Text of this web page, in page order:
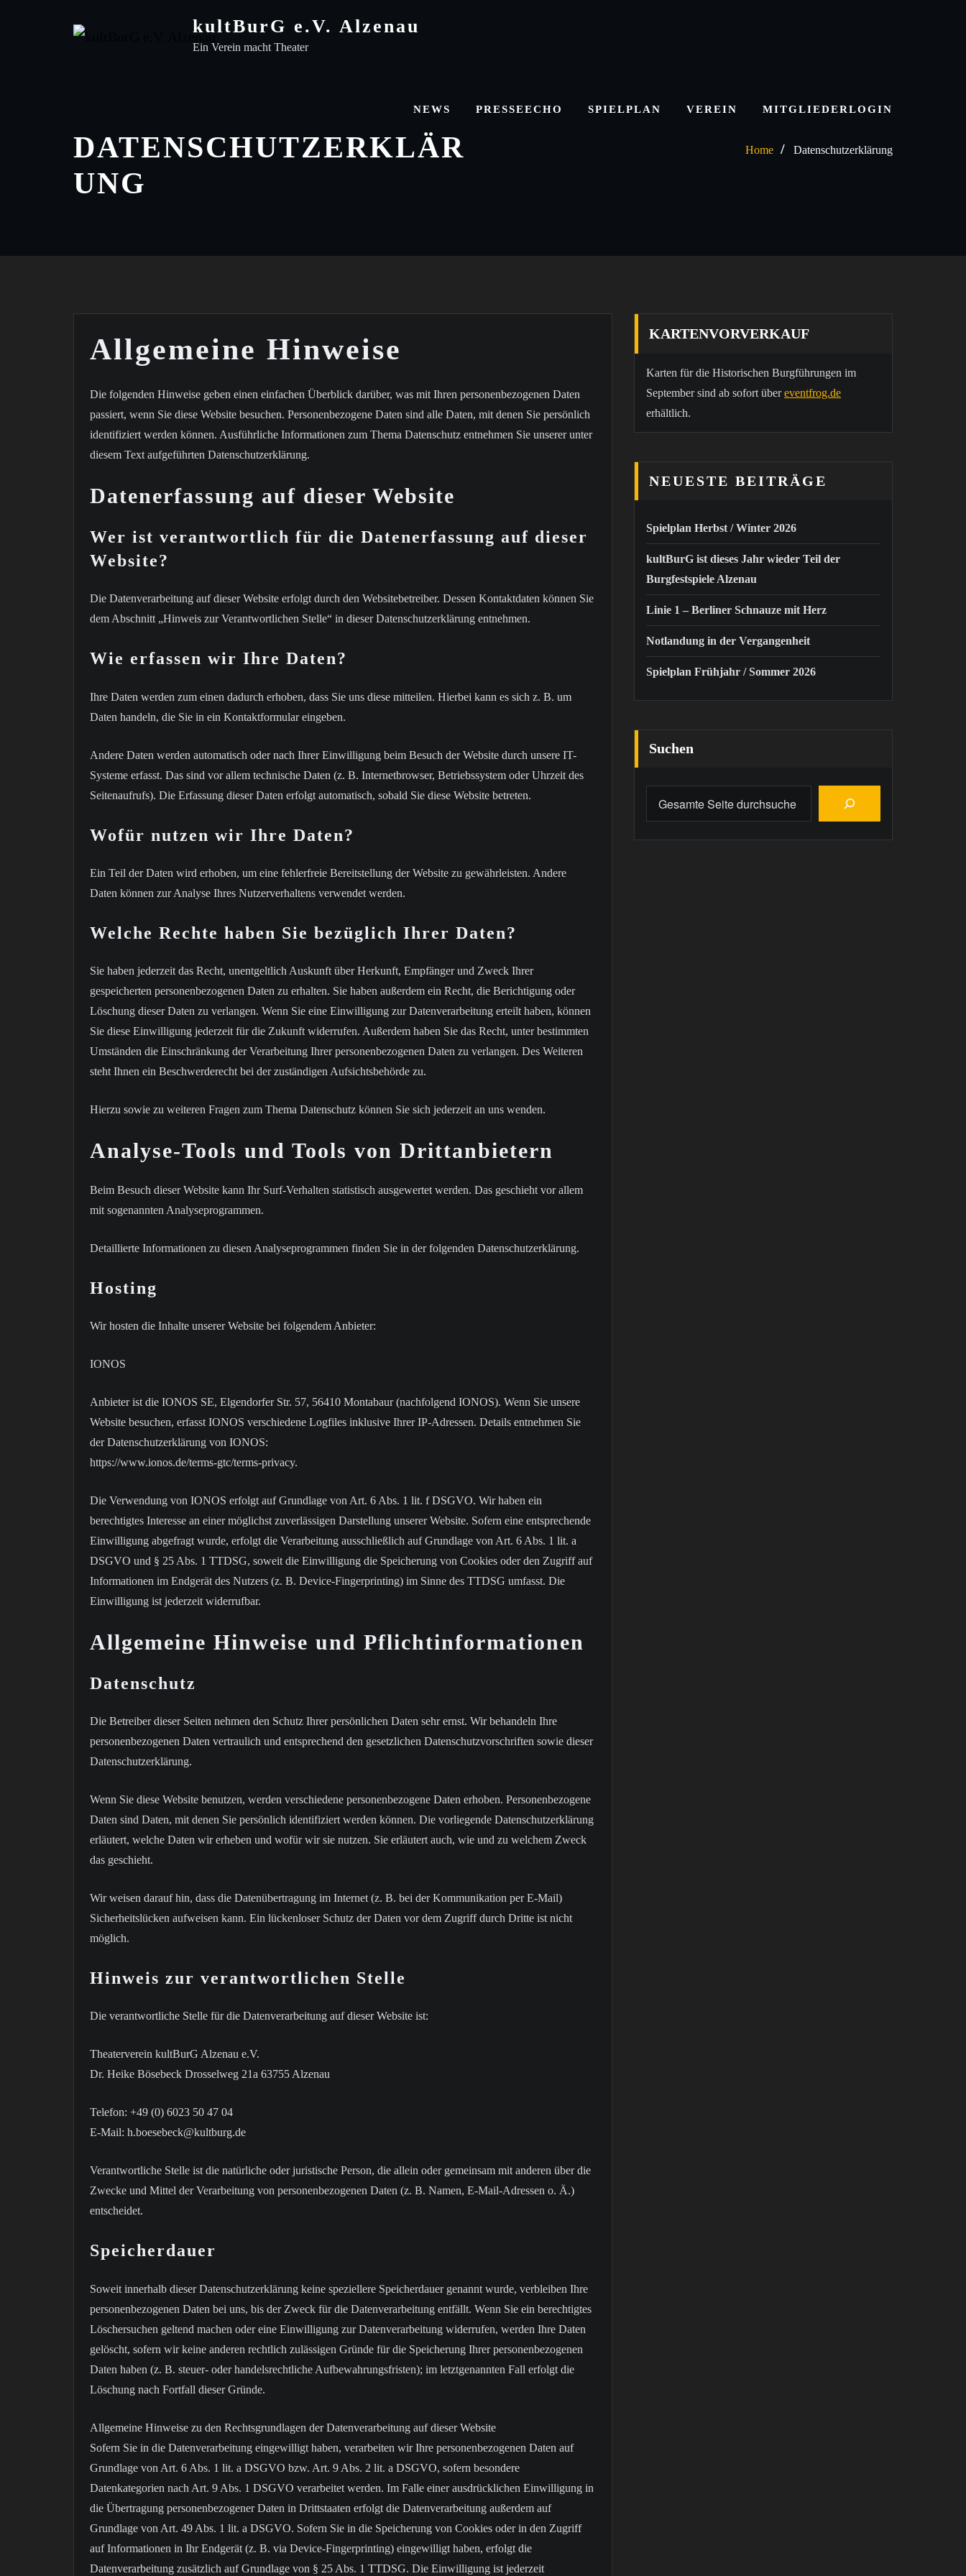
kultBurG e.V. Alzenau
Ein Verein macht Theater
NEWS PRESSEECHO SPIELPLAN VEREIN MITGLIEDERLOGIN
DATENSCHUTZERKLÄR
UNG
Home Datenschutzerklärung
Allgemeine Hinweise
Die folgenden Hinweise geben einen einfachen Überblick darüber, was mit Ihren personenbezogenen Daten
passiert, wenn Sie diese Website besuchen. Personenbezogene Daten sind alle Daten, mit denen Sie persönlich
identifiziert werden können. Ausführliche Informationen zum Thema Datenschutz entnehmen Sie unserer unter
diesem Text aufgeführten Datenschutzerklärung.
Datenerfassung auf dieser Website
Wer ist verantwortlich für die Datenerfassung auf dieser
Website?
Die Datenverarbeitung auf dieser Website erfolgt durch den Websitebetreiber. Dessen Kontaktdaten können Sie
dem Abschnitt „Hinweis zur Verantwortlichen Stelle“ in dieser Datenschutzerklärung entnehmen.
Wie erfassen wir Ihre Daten?
Ihre Daten werden zum einen dadurch erhoben, dass Sie uns diese mitteilen. Hierbei kann es sich z. B. um
Daten handeln, die Sie in ein Kontaktformular eingeben.
Andere Daten werden automatisch oder nach Ihrer Einwilligung beim Besuch der Website durch unsere IT-
Systeme erfasst. Das sind vor allem technische Daten (z. B. Internetbrowser, Betriebssystem oder Uhrzeit des
Seitenaufrufs). Die Erfassung dieser Daten erfolgt automatisch, sobald Sie diese Website betreten.
Wofür nutzen wir Ihre Daten?
Ein Teil der Daten wird erhoben, um eine fehlerfreie Bereitstellung der Website zu gewährleisten. Andere
Daten können zur Analyse Ihres Nutzerverhaltens verwendet werden.
Welche Rechte haben Sie bezüglich Ihrer Daten?
Sie haben jederzeit das Recht, unentgeltlich Auskunft über Herkunft, Empfänger und Zweck Ihrer
gespeicherten personenbezogenen Daten zu erhalten. Sie haben außerdem ein Recht, die Berichtigung oder
Löschung dieser Daten zu verlangen. Wenn Sie eine Einwilligung zur Datenverarbeitung erteilt haben, können
Sie diese Einwilligung jederzeit für die Zukunft widerrufen. Außerdem haben Sie das Recht, unter bestimmten
Umständen die Einschränkung der Verarbeitung Ihrer personenbezogenen Daten zu verlangen. Des Weiteren
steht Ihnen ein Beschwerderecht bei der zuständigen Aufsichtsbehörde zu.
Hierzu sowie zu weiteren Fragen zum Thema Datenschutz können Sie sich jederzeit an uns wenden.
Analyse-Tools und Tools von Drittanbietern
Beim Besuch dieser Website kann Ihr Surf-Verhalten statistisch ausgewertet werden. Das geschieht vor allem
mit sogenannten Analyseprogrammen.
Detaillierte Informationen zu diesen Analyseprogrammen finden Sie in der folgenden Datenschutzerklärung.
Hosting
Wir hosten die Inhalte unserer Website bei folgendem Anbieter:
IONOS
Anbieter ist die IONOS SE, Elgendorfer Str. 57, 56410 Montabaur (nachfolgend IONOS). Wenn Sie unsere
Website besuchen, erfasst IONOS verschiedene Logfiles inklusive Ihrer IP-Adressen. Details entnehmen Sie
der Datenschutzerklärung von IONOS:
https://www.ionos.de/terms-gtc/terms-privacy.
Die Verwendung von IONOS erfolgt auf Grundlage von Art. 6 Abs. 1 lit. f DSGVO. Wir haben ein
berechtigtes Interesse an einer möglichst zuverlässigen Darstellung unserer Website. Sofern eine entsprechende
Einwilligung abgefragt wurde, erfolgt die Verarbeitung ausschließlich auf Grundlage von Art. 6 Abs. 1 lit. a
DSGVO und § 25 Abs. 1 TTDSG, soweit die Einwilligung die Speicherung von Cookies oder den Zugriff auf
Informationen im Endgerät des Nutzers (z. B. Device-Fingerprinting) im Sinne des TTDSG umfasst. Die
Einwilligung ist jederzeit widerrufbar.
Allgemeine Hinweise und Pflichtinformationen
Datenschutz
Die Betreiber dieser Seiten nehmen den Schutz Ihrer persönlichen Daten sehr ernst. Wir behandeln Ihre
personenbezogenen Daten vertraulich und entsprechend den gesetzlichen Datenschutzvorschriften sowie dieser
Datenschutzerklärung.
Wenn Sie diese Website benutzen, werden verschiedene personenbezogene Daten erhoben. Personenbezogene
Daten sind Daten, mit denen Sie persönlich identifiziert werden können. Die vorliegende Datenschutzerklärung
erläutert, welche Daten wir erheben und wofür wir sie nutzen. Sie erläutert auch, wie und zu welchem Zweck
das geschieht.
Wir weisen darauf hin, dass die Datenübertragung im Internet (z. B. bei der Kommunikation per E-Mail)
Sicherheitslücken aufweisen kann. Ein lückenloser Schutz der Daten vor dem Zugriff durch Dritte ist nicht
möglich.
Hinweis zur verantwortlichen Stelle
Die verantwortliche Stelle für die Datenverarbeitung auf dieser Website ist:
Theaterverein kultBurG Alzenau e.V.
Dr. Heike Bösebeck Drosselweg 21a 63755 Alzenau
Telefon: +49 (0) 6023 50 47 04
E-Mail: h.boesebeck@kultburg.de
Verantwortliche Stelle ist die natürliche oder juristische Person, die allein oder gemeinsam mit anderen über die
Zwecke und Mittel der Verarbeitung von personenbezogenen Daten (z. B. Namen, E-Mail-Adressen o. Ä.)
entscheidet.
Speicherdauer
Soweit innerhalb dieser Datenschutzerklärung keine speziellere Speicherdauer genannt wurde, verbleiben Ihre
personenbezogenen Daten bei uns, bis der Zweck für die Datenverarbeitung entfällt. Wenn Sie ein berechtigtes
Löschersuchen geltend machen oder eine Einwilligung zur Datenverarbeitung widerrufen, werden Ihre Daten
gelöscht, sofern wir keine anderen rechtlich zulässigen Gründe für die Speicherung Ihrer personenbezogenen
Daten haben (z. B. steuer- oder handelsrechtliche Aufbewahrungsfristen); im letztgenannten Fall erfolgt die
Löschung nach Fortfall dieser Gründe.
Allgemeine Hinweise zu den Rechtsgrundlagen der Datenverarbeitung auf dieser Website
Sofern Sie in die Datenverarbeitung eingewilligt haben, verarbeiten wir Ihre personenbezogenen Daten auf
Grundlage von Art. 6 Abs. 1 lit. a DSGVO bzw. Art. 9 Abs. 2 lit. a DSGVO, sofern besondere
Datenkategorien nach Art. 9 Abs. 1 DSGVO verarbeitet werden. Im Falle einer ausdrücklichen Einwilligung in
die Übertragung personenbezogener Daten in Drittstaaten erfolgt die Datenverarbeitung außerdem auf
Grundlage von Art. 49 Abs. 1 lit. a DSGVO. Sofern Sie in die Speicherung von Cookies oder in den Zugriff
auf Informationen in Ihr Endgerät (z. B. via Device-Fingerprinting) eingewilligt haben, erfolgt die
Datenverarbeitung zusätzlich auf Grundlage von § 25 Abs. 1 TTDSG. Die Einwilligung ist jederzeit
KARTENVORVERKAUF
Karten für die Historischen Burgführungen im
September sind ab sofort übereventfrog.de
erhältlich.
NEUESTE BEITRÄGE
Spielplan Herbst / Winter 2026
kultBurG ist dieses Jahr wieder Teil der
Burgfestspiele Alzenau
Linie 1 – Berliner Schnauze mit Herz
Notlandung in der Vergangenheit
Spielplan Frühjahr / Sommer 2026
Suchen